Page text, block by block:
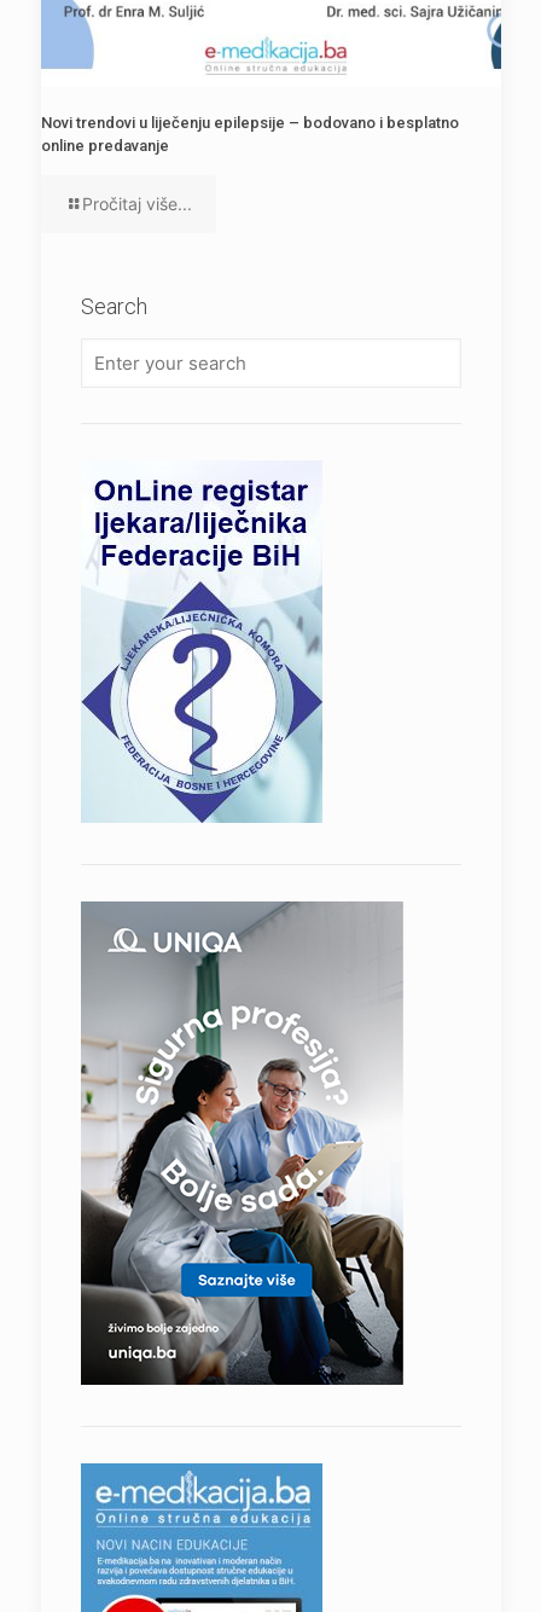
Novi trendovi u liječenju epilepsije – bodovano i besplatno
online predavanje
Pročitaj više...
Search